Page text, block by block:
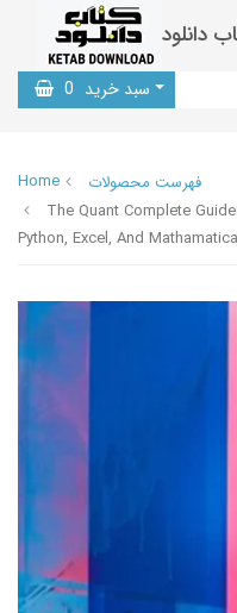
دانلود
سبد خرید 0
Home
فهرست محصولات
The Quant Complete
Python, Excel, And